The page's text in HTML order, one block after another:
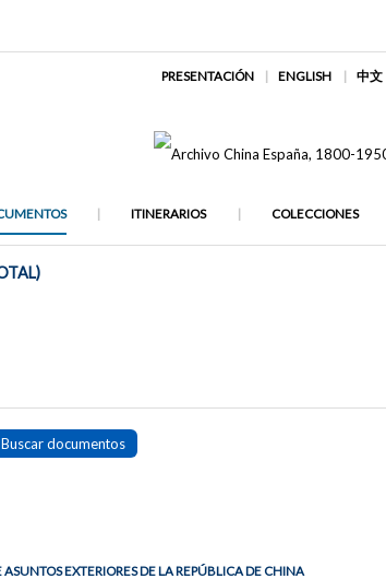
PRESENTACIÓN ENGLISH 中文
ITINERARIOS COLECCIONES
Buscar documentos
EXTERIORES DE LA REPÚBLICA DE CHINA